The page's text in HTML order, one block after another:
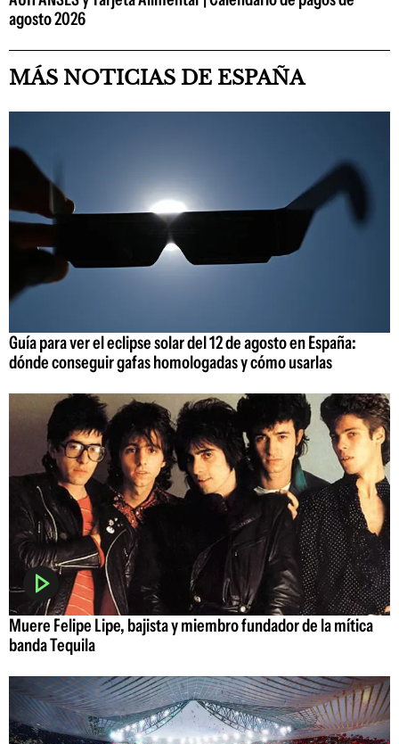
agosto 2026
MÁS NOTICIAS DE ESPAÑA
Guía para ver el eclipse solar del 12 de agosto en España:
dónde conseguir gafas homologadas y cómo usarlas
Muere Felipe Lipe, bajista y miembro fundador de la mítica
banda Tequila